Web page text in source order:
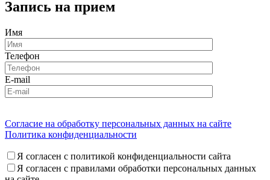
Запись на прием
Имя
Телефон
E-mail
Согласие на обработку персональных данных на сайте
Политика конфиденциальности
Я согласен с политикой конфиденциальности сайта
Я согласен с правилами обработки персональных данных